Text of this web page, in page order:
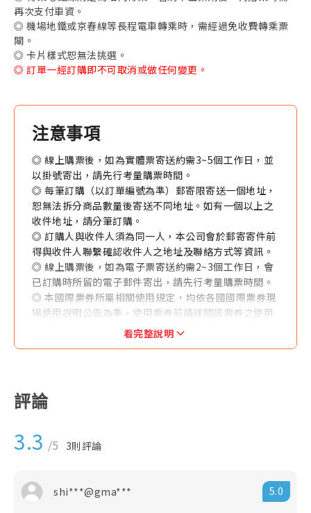
再次支付車資。
◎ 機場地鐵或京春線等長程電車轉乘時，需經過免收費轉乘票
閘。
◎ 卡片樣式恕無法挑選。
◎ 訂單一經訂購即不可取消或做任何變更。
注意事項
◎ 線上購票後，如為實體票寄送約需3~5個工作日，並
以掛號寄出，請先行考量購票時間。
◎ 每筆訂購（以訂單編號為準）郵寄限寄送一個地址，
恕無法拆分商品數量後寄送不同地址。如有一個以上之
收件地址，請分筆訂購。
◎ 訂購人與收件人須為同一人，本公司會於郵寄寄件前
得與收件人聯繫確認收件人之地址及聯絡方式等資訊。
◎ 線上購票後，如為電子票寄送約需2~3個工作日，會
已訂購時所留的電子郵件寄出，請先行考量購票時間。
◎ 本國際票券所屬相關使用規定，均依各國國際票券現
場使用說明公告為準，使用票券前請詳閱該票券之使用
規定、使用範圍及有效期限等。
◎ 本國際票券不得兌換現金或找零，逾期、撕開者，恕
當初開立之旅行業代收轉付收據）辦理，並請自行負擔
◎ 本國際票券之優惠商品內容均有加註使用說明或限制
事項，不得與其他優惠方案同時併用。
轉售或以不正之方式利用本網之商品或服務謀取個人利
益，本公司有權保留暫停或終止會員資格及使用本網各
看完整說明
評論
3.3 /5 3則評論
shi***@gma*** 5.0